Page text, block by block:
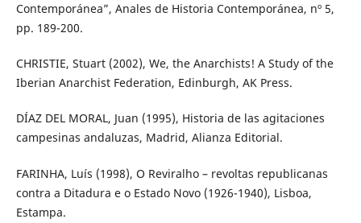
Contemporánea”, Anales de Historia Contemporánea, nº 5,
pp. 189-200.
CHRISTIE, Stuart (2002), We, the Anarchists! A Study of the
Iberian Anarchist Federation, Edinburgh, AK Press.
DÍAZ DEL MORAL, Juan (1995), Historia de las agitaciones
campesinas andaluzas, Madrid, Alianza Editorial.
FARINHA, Luís (1998), O Reviralho – revoltas republicanas
contra a Ditadura e o Estado Novo (1926-1940), Lisboa,
Estampa.